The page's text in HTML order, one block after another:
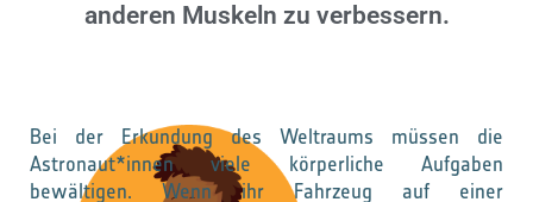
anderen Muskeln zu verbessern.
Bei der Erkundung des Weltraums müssen die
Astronaut*innen viele körperliche Aufgaben
bewältigen. Wenn ihr Fahrzeug auf einer